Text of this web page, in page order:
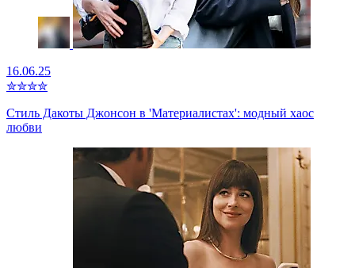
16.06.25
✮✮✮✮
Стиль Дакоты Джонсон в 'Материалистах': модный хаос
любви